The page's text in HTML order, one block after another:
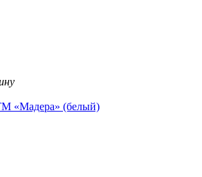
«Мадера» (белый)